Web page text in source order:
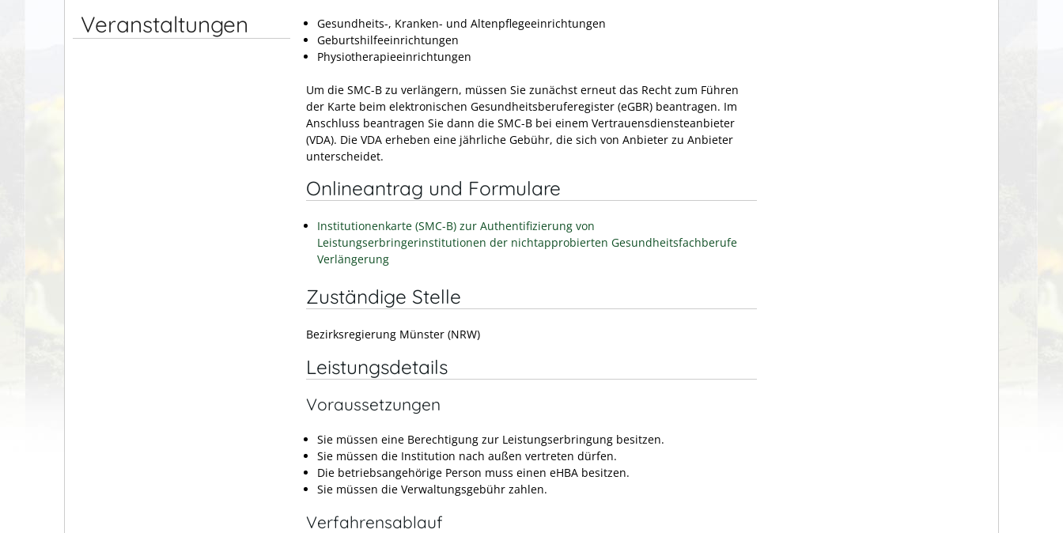
Veranstaltungen
Gesundheits-, Kranken- und Altenpflegeeinrichtungen
Geburtshilfeeinrichtungen
Physiotherapieeinrichtungen
Um die SMC-B zu verlängern, müssen Sie zunächst erneut das Recht zum Führen
der Karte beim elektronischen Gesundheitsberuferegister (eGBR) beantragen. Im
Anschluss beantragen Sie dann die SMC-B bei einem Vertrauensdiensteanbieter
(VDA). Die VDA erheben eine jährliche Gebühr, die sich von Anbieter zu Anbieter
unterscheidet.
Onlineantrag und Formulare
Institutionenkarte (SMC-B) zur Authentifizierung von
Leistungserbringerinstitutionen der nichtapprobierten Gesundheitsfachberufe
Verlängerung
Zuständige Stelle
Bezirksregierung Münster (NRW)
Leistungsdetails
Voraussetzungen
Sie müssen eine Berechtigung zur Leistungserbringung besitzen.
Sie müssen die Institution nach außen vertreten dürfen.
Die betriebsangehörige Person muss einen eHBA besitzen.
Sie müssen die Verwaltungsgebühr zahlen.
Verfahrensablauf